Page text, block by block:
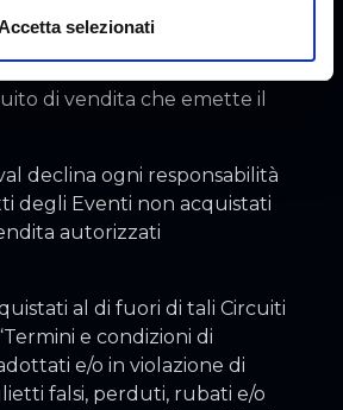
selezionati
e alla consegna dei
di ritirarli nel giorno e nel
dovranno rivolgersi
di vendita che emette il
declina ogni responsabilità
degli Eventi non acquistati
autorizzati
al di fuori di tali Circuiti
e condizioni di
e/o in violazione di
falsi, perduti, rubati e/o